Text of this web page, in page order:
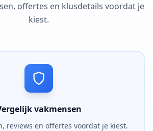
offertes en klusdetails voordat je
kiest.
vakmensen
reviews en offertes voordat je kiest.